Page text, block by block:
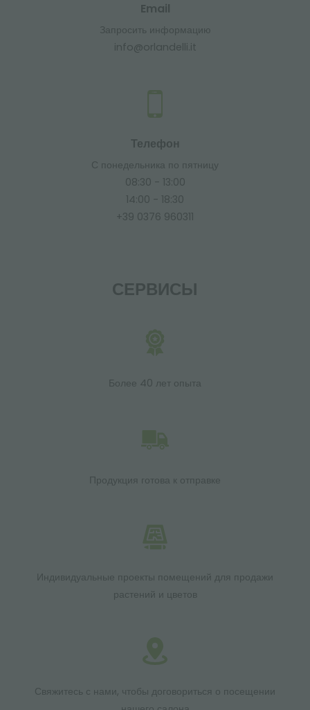
Email
Запросить информацию
info@orlandelli.it
Телефон
С понедельника по пятницу
08:30 - 13:00
14:00 - 18:30
+39 0376 960311
СЕРВИСЫ
Более 40 лет опыта
Продукция готова к отправке
Индивидуальные проекты помещений для продажи
растений и цветов
Свяжитесь с нами, чтобы договориться о посещении